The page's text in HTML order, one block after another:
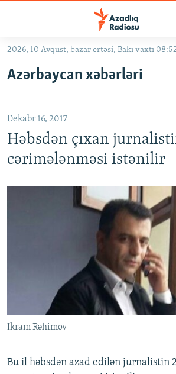
Əsas
qayıt
qayıt
Axtarışa
KARIKATURA
AZƏRBAYCAN ƏDƏBIYYATI KITABXANASI
İSLAM VƏ DEMOKRATIYA
PEŞƏ ETIKASI VƏ JURNALISTIKA
BIZIMLƏ ƏLAQƏ
2026, 10 Avqust, bazar ertəsi, Bakı vaxtı
Azərbaycan xəbərləri
Dekabr 16, 2017
Həbsdən çıxan
cərimələnməsi istənilir
Ikram Rəhimov
Bu il həbsdən azad edilən jurnalistin